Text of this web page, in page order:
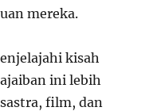
mereka.
kisah
ini lebih
film, dan